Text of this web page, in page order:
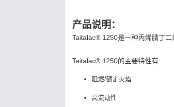
产品说明：
Taitalac® 1250是一种丙烯腈丁二
Taitalac® 1250的主要特性有:
阻燃/额定火焰
高流动性